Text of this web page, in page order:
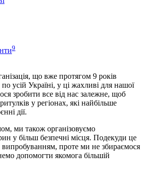
9
що вже протягом 9 років
усій Україні, у ці жахливі для нашої
зробити все від нас залежне, щоб
у регіонах, які найбільше
дії.
ми також організовуємо
у більш безпечні місця. Подекуди це
проте ми не збираємося
допомогти якомога більшій